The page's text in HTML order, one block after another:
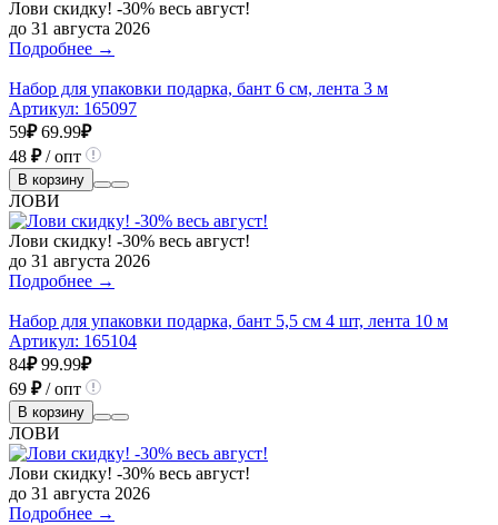
Лови скидку! -30% весь август!
до 31 августа 2026
Подробнее →
Набор для упаковки подарка, бант 6 см, лента 3 м
Артикул: 165097
59₽ 69.99₽
48 ₽/ опт
В корзину
ЛОВИ
Лови скидку! -30% весь август!
до 31 августа 2026
Подробнее →
Набор для упаковки подарка, бант 5,5 см 4 шт, лента 10 м
Артикул: 165104
84₽ 99.99₽
69 ₽/ опт
В корзину
ЛОВИ
Лови скидку! -30% весь август!
до 31 августа 2026
Подробнее →